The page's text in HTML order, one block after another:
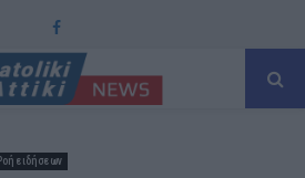
Facebook
Ροή ειδήσεων